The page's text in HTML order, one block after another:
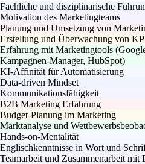
Fachliche und disziplinarische
Motivation des Marketingteams
Planung und Umsetzung von
Erstellung und Überwachung von
Erfahrung mit Marketingtools
Kampagnen-Manager, HubSpot)
KI-Affinität für Automatisierung
Data-driven Mindset
Kommunikationsfähigkeit
B2B Marketing Erfahrung
Budget-Planung im Marketing
Marktanalyse und
Hands-on-Mentalität
Englischkenntnisse in Wort und
Teamarbeit und Zusammenarbeit mit